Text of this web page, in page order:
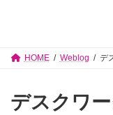
HOME Weblog デ
デスクワ